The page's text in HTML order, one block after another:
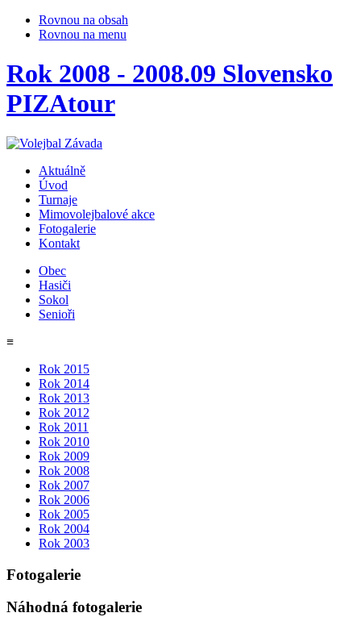
Rovnou na obsah
Rovnou na menu
Rok 2008 - 2008.09 Slovensko
PIZAtour
Aktuálně
Úvod
Turnaje
Mimovolejbalové akce
Fotogalerie
Kontakt
Obec
Hasiči
Sokol
Senioři
≡
Rok 2015
Rok 2014
Rok 2013
Rok 2012
Rok 2011
Rok 2010
Rok 2009
Rok 2008
Rok 2007
Rok 2006
Rok 2005
Rok 2004
Rok 2003
Fotogalerie
Náhodná fotogalerie